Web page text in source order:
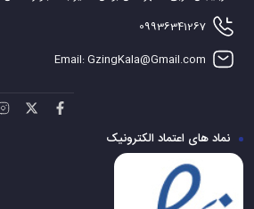
بسیار به صرفه است. مصرف پایین انرژی
ساعات طولانی از کولر استفاده کرد، بدون توجه
موضوع به‌ ویژه در فصل تابستان که
استفاده مداوم در طول روز فراهم می‌ کند.
09936341267
Email: GzingKala@Gmail.com
نماد های اعتماد الکترونیک